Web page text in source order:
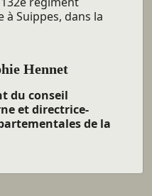
à Suippes, dans la
Hennet
du conseil
et directrice-
de la